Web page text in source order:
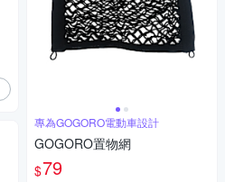
專為GOGORO電動車設計
GOGORO置物網
$79